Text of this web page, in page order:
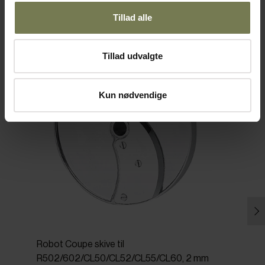
Tillad alle
Tillad udvalgte
Kun nødvendige
Robot Coupe skive til
R502/602/CL50/CL52/CL55/CL60, 2 mm